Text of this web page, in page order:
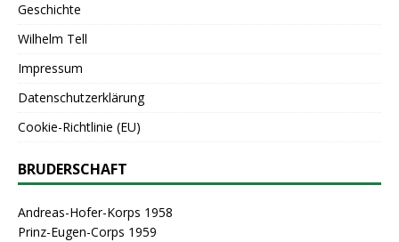
Geschichte
Wilhelm Tell
Impressum
Datenschutzerklärung
Cookie-Richtlinie (EU)
BRUDERSCHAFT
Andreas-Hofer-Korps 1958
Prinz-Eugen-Corps 1959